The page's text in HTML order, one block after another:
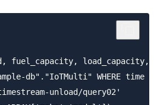
fuel_capacity,
db"."IoTMulti" WHERE time
unload/query02'